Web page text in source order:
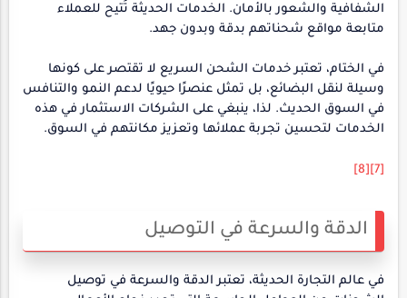
الشفافية والشعور بالأمان. الخدمات الحديثة تُتيح للعملاء
متابعة مواقع شحناتهم بدقة وبدون جهد.
في الختام، تعتبر خدمات الشحن السريع لا تقتصر على كونها
وسيلة لنقل البضائع، بل تمثل عنصرًا حيويًا لدعم النمو والتنافس
في السوق الحديث. لذا، ينبغي على الشركات الاستثمار في هذه
الخدمات لتحسين تجربة عملائها وتعزيز مكانتهم في السوق.
الدقة والسرعة في التوصيل
في عالم التجارة الحديثة، تعتبر الدقة والسرعة في توصيل